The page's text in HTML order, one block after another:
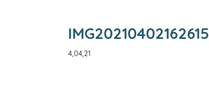
IMG20210402162615
4,04,21